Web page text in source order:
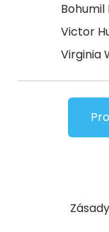
Victor
Virginia